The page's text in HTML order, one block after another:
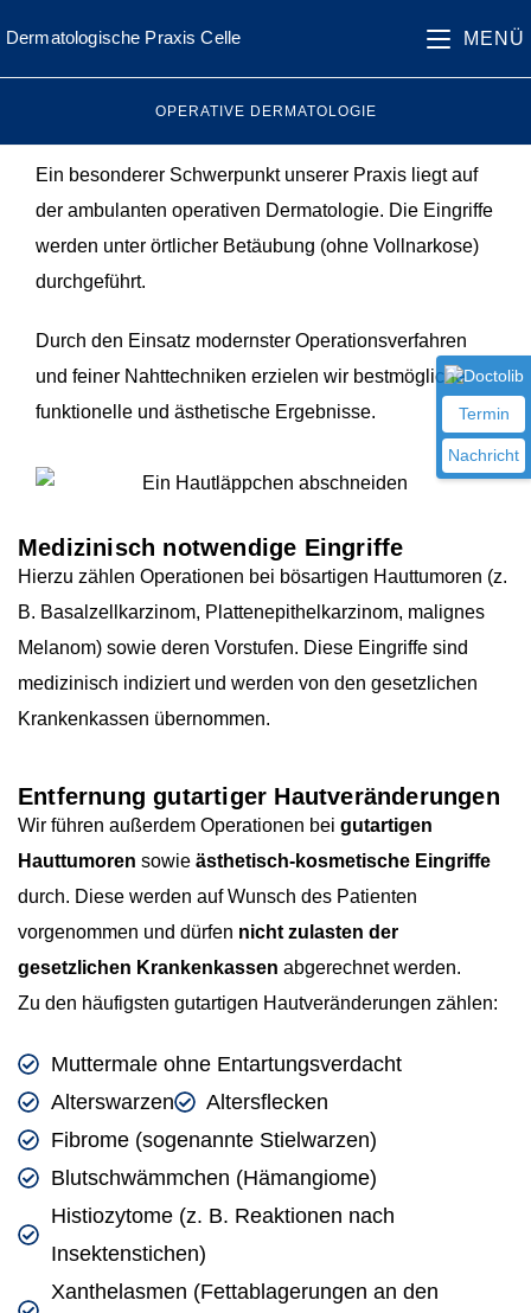
springen
Dermatologische Praxis Celle MENÜ
OPERATIVE DERMATOLOGIE
Ein besonderer Schwerpunkt unserer Praxis liegt auf
der ambulanten operativen Dermatologie. Die Eingriffe
werden unter örtlicher Betäubung (ohne Vollnarkose)
durchgeführt.
Durch den Einsatz modernster Operationsverfahren
und feiner Nahttechniken erzielen wir bestmögliche
funktionelle und ästhetische Ergebnisse.
Medizinisch notwendige Eingriffe
Hierzu zählen Operationen bei bösartigen Hauttumoren (z.
B. Basalzellkarzinom, Plattenepithelkarzinom, malignes
Melanom) sowie deren Vorstufen. Diese Eingriffe sind
medizinisch indiziert und werden von den gesetzlichen
Krankenkassen übernommen.
Entfernung gutartiger Hautveränderungen
Wir führen außerdem Operationen bei gutartigen
Hauttumoren sowie ästhetisch-kosmetische Eingriffe
durch. Diese werden auf Wunsch des Patienten
vorgenommen und dürfen nicht zulasten der
gesetzlichen Krankenkassen abgerechnet werden.
Zu den häufigsten gutartigen Hautveränderungen zählen:
Muttermale ohne Entartungsverdacht
Alterswarzen
Altersflecken
Fibrome (sogenannte Stielwarzen)
Blutschwämmchen (Hämangiome)
Histiozytome (z. B. Reaktionen nach
Insektenstichen)
Xanthelasmen (Fettablagerungen an den
Termin
Nachricht